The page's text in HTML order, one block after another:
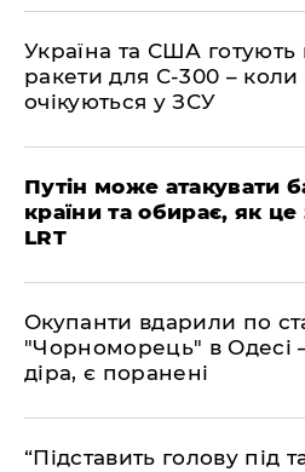
​Україна та США готують
ракети для С-300 – коли
очікуються у ЗСУ
​Путін може атакувати
країни та обирає, як
LRT
​Окупанти вдарили по
"Чорноморець" в Одесі
діра, є поранені
​“Підставить голову під